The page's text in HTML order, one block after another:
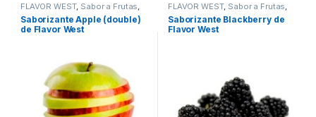
FLAVOR WEST, Sabor a Frutas,
Sabores Frutales Saborizantes
Saborizante Apple (double)
de Flavor West
FLAVOR WEST, Sabor a Frutas,
Sabores Frutales Saborizantes
Saborizante Blackberry de
Flavor West